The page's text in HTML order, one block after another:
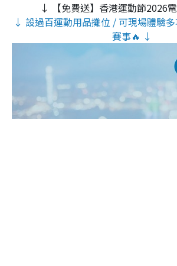
↓ 【免費送】香港運動節2026
↓ 設過百運動用品攤位 / 可現場體驗
賽事🔥 ↓